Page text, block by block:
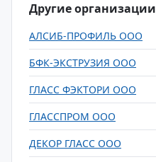
Другие
АЛСИБ-ПРОФИЛЬ ООО
БФК-ЭКСТРУЗИЯ ООО
ГЛАСС ФЭКТОРИ ООО
ГЛАССПРОМ ООО
ДЕКОР ГЛАСС ООО